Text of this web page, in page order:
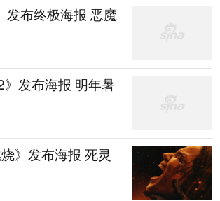
发布终极海报 恶魔
》发布海报 明年暑
》发布海报 死灵